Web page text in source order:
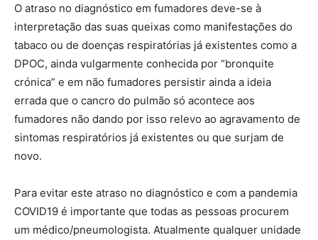
O atraso no diagnóstico em fumadores deve-se à
interpretação das suas queixas como manifestações do
tabaco ou de doenças respiratórias já existentes como a
DPOC, ainda vulgarmente conhecida por “bronquite
crónica” e em não fumadores persistir ainda a ideia
errada que o cancro do pulmão só acontece aos
fumadores não dando por isso relevo ao agravamento de
sintomas respiratórios já existentes ou que surjam de
novo.
Para evitar este atraso no diagnóstico e com a pandemia
COVID19 é importante que todas as pessoas procurem
um médico/pneumologista. Atualmente qualquer unidade